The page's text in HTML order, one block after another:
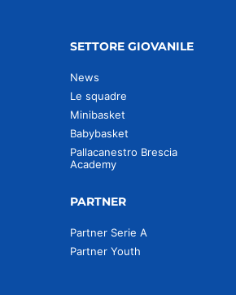
SETTORE GIOVANILE
News
Le squadre
Minibasket
Babybasket
Pallacanestro Brescia
Academy
PARTNER
Partner Serie A
Partner Youth